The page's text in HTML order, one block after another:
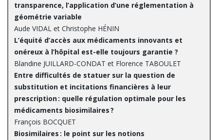
transparence, l’application d’une réglementation à
géométrie variable
Aude VIDAL et Christophe HÉNIN
L’équité d’accès aux médicaments innovants et
onéreux à l’hôpital est-elle toujours garantie ?
Blandine JUILLARD-CONDAT et Florence TABOULET
Entre difficultés de statuer sur la question de
substitution et incitations financières à leur
prescription : quelle régulation optimale pour les
médicaments biosimilaires ?
François BOCQUET
Biosimilaires : le point sur les notions